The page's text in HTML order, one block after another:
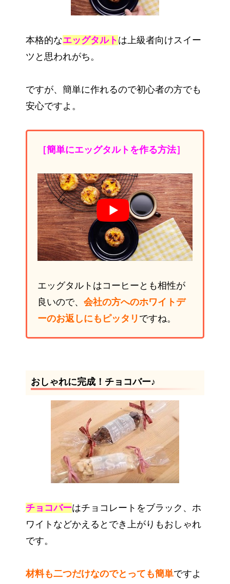
本格的なエッグタルト は上級者向けスイー
ツと思われがち。
ですが、簡単に作れるので初心者の方でも
安心ですよ。
［簡単にエッグタルトを作る方法］
エッグタルトはコーヒーとも相性が
良いので、 会社の方へのホワイトデ
ーのお返しにもピッタリ ですね。
おしゃれに完成！チョコバー♪
チョコバーはチョコレートをブラック、ホ
ワイトなどかえるとでき上がりもおしゃれ
です。
材料も二つだけなのでとっても簡単ですよ